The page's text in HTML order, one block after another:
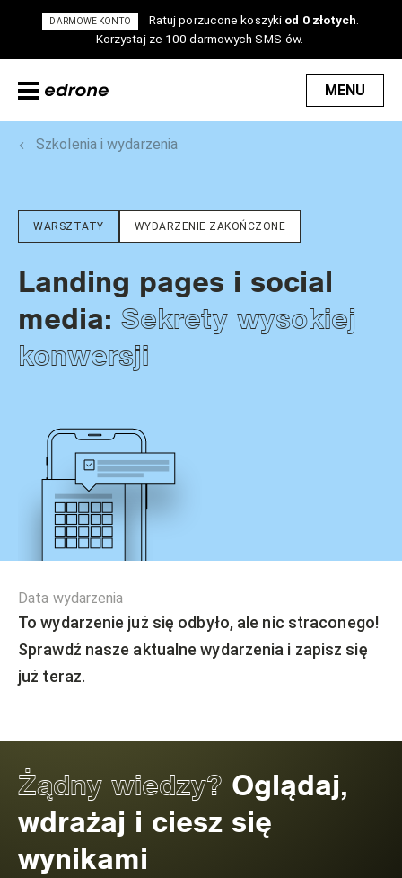
DARMOWE KONTO Ratuj porzucone koszyki od 0 złotych
Korzystaj ze 100 darmowych SMS-ów.
MENU
Szkolenia i wydarzenia
WARSZTATY WYDARZENIE ZAKOŃCZONE
Landing pages i social
media: Sekrety wysokiej
konwersji
Data wydarzenia
To wydarzenie już się odbyło, ale nic straconego!
Sprawdź nasze aktualne wydarzenia i zapisz się
już teraz.
Żądny wiedzy? Oglądaj,
wdrażaj i ciesz się
wynikami